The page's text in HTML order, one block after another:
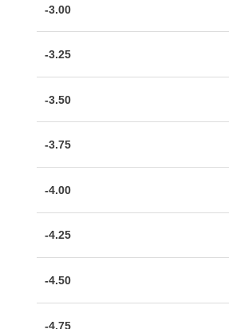
-3.00
-3.25
-3.50
-3.75
-4.00
-4.25
-4.50
-4.75